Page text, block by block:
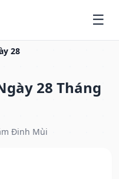
28
28 Tháng
Đinh Mùi